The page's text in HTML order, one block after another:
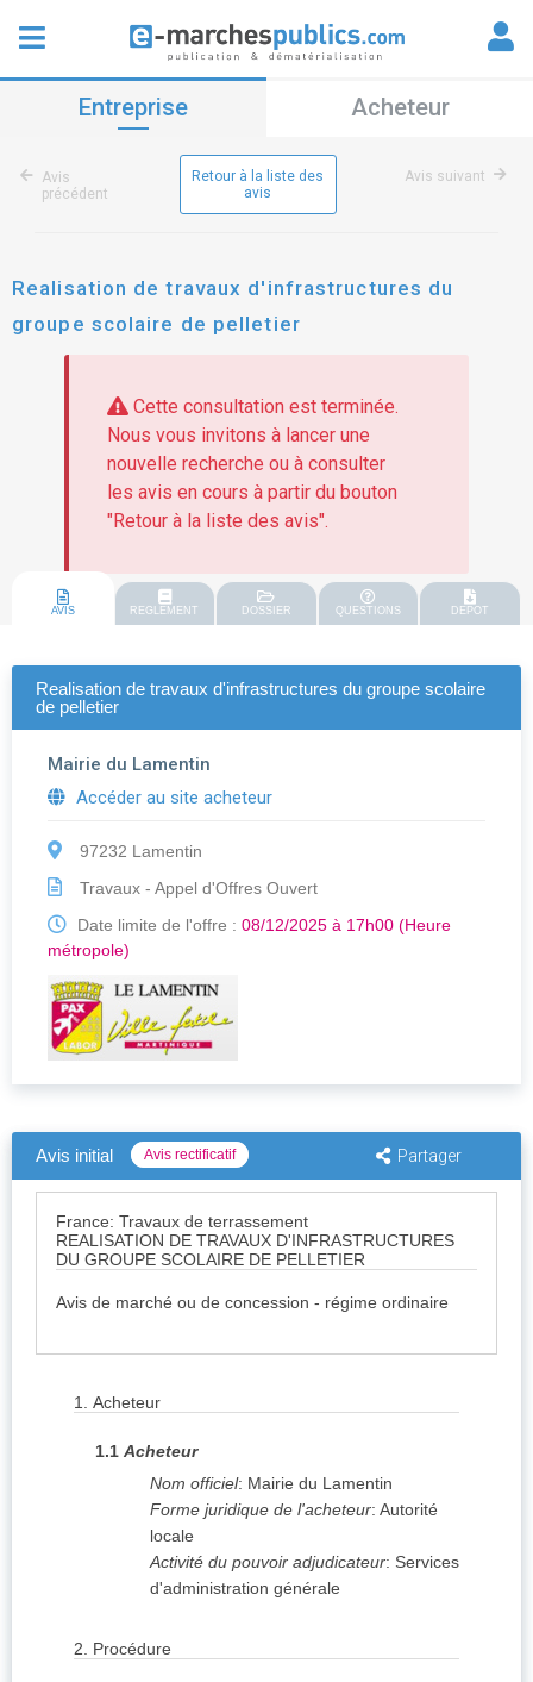
Entreprise Acheteur
Avis
précédent
Retour à la liste des
avis
Avis suivant
Realisation de travaux d'infrastructures du
groupe scolaire de pelletier
Cette consultation est terminée.
Nous vous invitons à lancer une
nouvelle recherche ou à consulter
les avis en cours à partir du bouton
"Retour à la liste des avis".
AVIS REGLEMENT DOSSIER QUESTIONS DEPOT
Realisation de travaux d'infrastructures du groupe scolaire
de pelletier
Mairie du Lamentin
Accéder au site acheteur
97232 Lamentin
Travaux - Appel d'Offres Ouvert
Date limite de l'offre : 08/12/2025 à 17h00 (Heure
métropole)
Avis initial Avis rectificatif Partager
France: Travaux de terrassement
REALISATION DE TRAVAUX D'INFRASTRUCTURES
DU GROUPE SCOLAIRE DE PELLETIER
Avis de marché ou de concession - régime ordinaire
1. Acheteur
1.1 Acheteur
Nom officiel: Mairie du Lamentin
Forme juridique de l'acheteur: Autorité
locale
Activité du pouvoir adjudicateur: Services
d'administration générale
2. Procédure